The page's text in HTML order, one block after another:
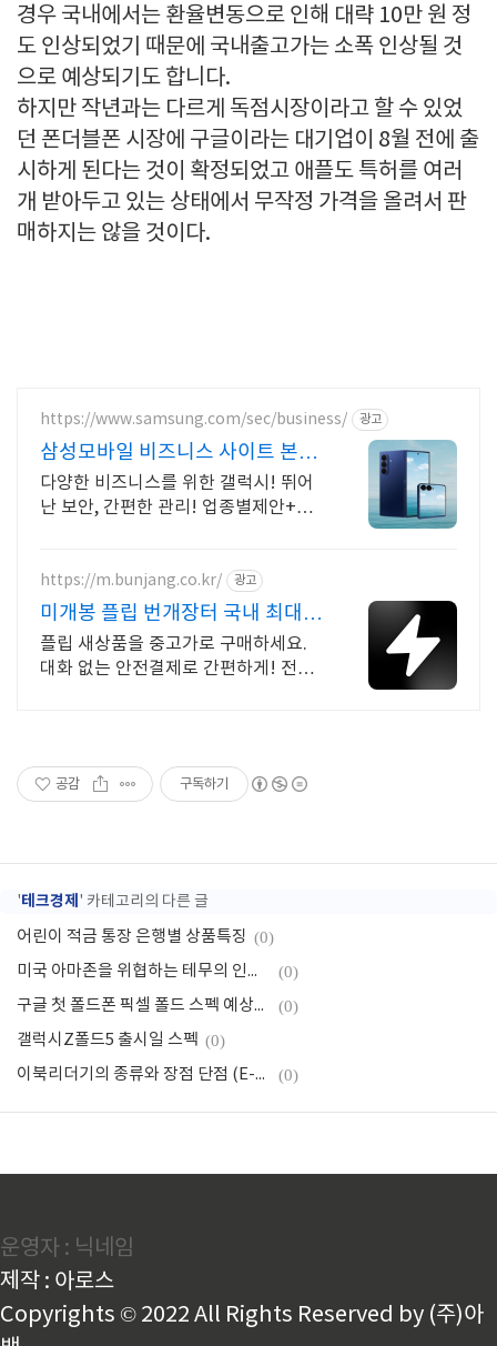
경우 국내에서는 환율변동으로 인해 대략 10만 원 정
도 인상되었기 때문에 국내출고가는 소폭 인상될 것
으로 예상되기도 합니다.
하지만 작년과는 다르게 독점시장이라고 할 수 있었
던 폰더블폰 시장에 구글이라는 대기업이 8월 전에 출
시하게 된다는 것이 확정되었고 애플도 특허를 여러
개 받아두고 있는 상태에서 무작정 가격을 올려서 판
매하지는 않을 것이다.
https://www.samsung.com/sec/business/ 광고
삼성모바일 비즈니스 사이트 본사
공식 운영 견적문의
다양한 비즈니스를 위한 갤럭시! 뛰어
난 보안, 간편한 관리! 업종별제안+온
https://m.bunjang.co.kr/ 광고
미개봉 플립 번개장터 국내 최대
브랜드 중고거래
플립 새상품을 중고가로 구매하세요.
대화 없는 안전결제로 간편하게! 전국
공감 구독하기
'테크경제 ' 카테고리의 다른 글
어린이 적금 통장 은행별 상품특징 (0)
미국 아마존을 위협하는 테무의 인기비결, 악성코드의혹 (0)
구글 첫 폴드폰 픽셀 폴드 스펙 예상가격 (0)
갤럭시Z폴드5 출시일 스펙 (0)
이북리더기의 종류와 장점 단점 (E-BOOK) (0)
운영자 : 닉네임
제작 : 아로스
Copyrights © 2022 All Rights Reserved by (주)아